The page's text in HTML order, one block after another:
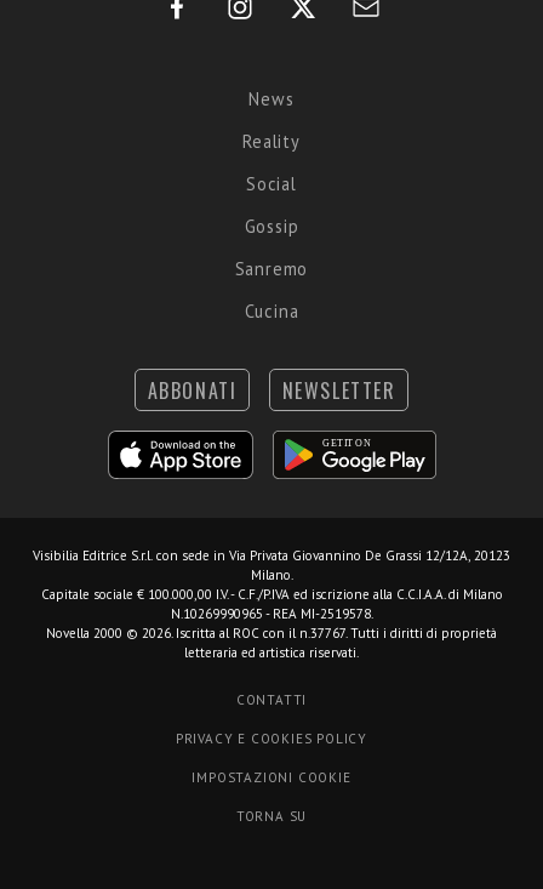
News
Reality
Social
Gossip
Sanremo
Cucina
ABBONATI NEWSLETTER
Visibilia Editrice S.r.l. con sede in Via Privata Giovannino De Grassi 12/12A, 20123
Milano.
Capitale sociale € 100.000,00 I.V. - C.F./P.IVA ed iscrizione alla C.C.I.A.A. di Milano
N.10269990965 - REA MI-2519578.
Novella 2000 © 2026. Iscritta al ROC con il n.37767. Tutti i diritti di proprietà
letteraria ed artistica riservati.
CONTATTI
PRIVACY E COOKIES POLICY
IMPOSTAZIONI COOKIE
TORNA SU